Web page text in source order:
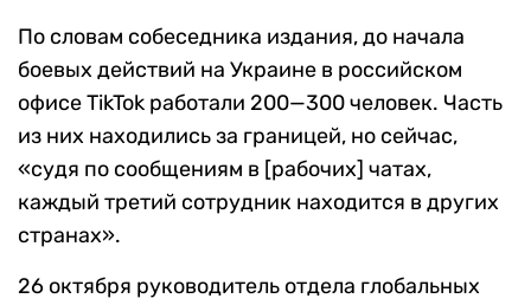
По словам собеседника издания, до начала
боевых действий на Украине в российском
офисе TikTok работали 200—300 человек. Часть
из них находились за границей, но сейчас,
«судя по сообщениям в [рабочих] чатах,
каждый третий сотрудник находится в других
странах».
26 октября руководитель отдела глобальных